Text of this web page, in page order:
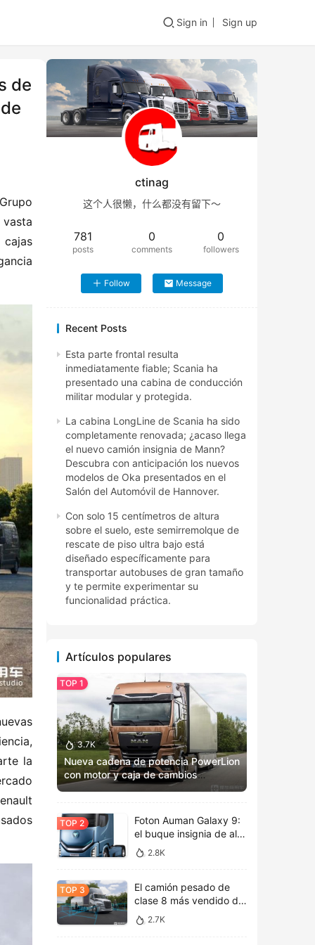
Sign in Sign up
de
cajas
la
ctinag
这个人很懒，什么都没有留下～
781
posts
0
comments
0
followers
Follow Message
Recent Posts
Esta parte frontal resulta
inmediatamente fiable; Scania ha
presentado una cabina de conducción
militar modular y protegida.
La cabina LongLine de Scania ha sido
completamente renovada; ¿acaso llega
el nuevo camión insignia de Mann?
Descubra con anticipación los nuevos
modelos de Oka presentados en el
Salón del Automóvil de Hannover.
Con solo 15 centímetros de altura
sobre el suelo, este semirremolque de
rescate de piso ultra bajo está
diseñado específicamente para
transportar autobuses de gran tamaño
y te permite experimentar su
funcionalidad práctica.
Artículos populares
3.7K
Nueva cadena de potencia PowerLion
con motor y caja de cambios
totalmente renovados: Vista previa
Foton Auman Galaxy 9:
el buque insignia de alta
tecnología inaugura una
nueva era de estética
2.8K
El camión pesado de
clase 8 más vendido de
América del Norte, la
nueva cabina de vida
2.7K